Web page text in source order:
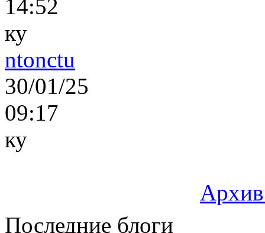
14:52
ку
ntonctu
30/01/25
09:17
ку
Последние блоги